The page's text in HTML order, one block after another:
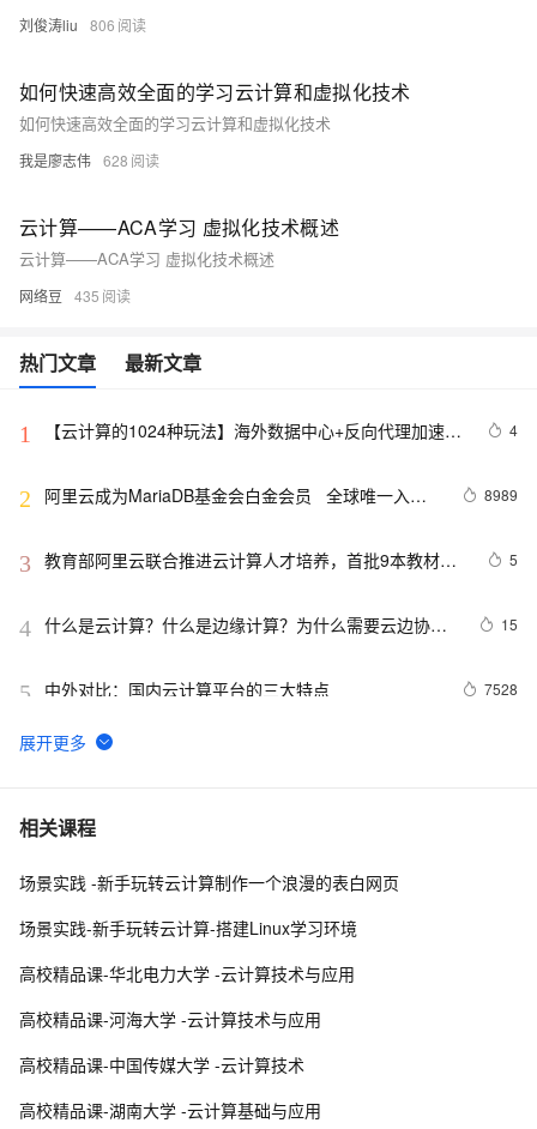
刘俊涛liu 806
如何快速高效全面的学习云计算和虚拟化技术
如何快速高效全面的学习云计算和虚拟化技术
我是廖志伟 628
云计算——ACA学习 虚拟化技术概述
云计算——ACA学习 虚拟化技术概述
网络豆 435
热门文章 最新文章
1
【云计算的1024种玩法】海外数据中心+反向代理加速企
4
2
阿里云成为MariaDB基金会白金会员   全球唯一入选
8989
3 教育部阿里云联合推进云计算人才培养，首批9本教材出
5
4 什么是云计算？什么是边缘计算？为什么需要云边协
15
5 中外对比：国内云计算平台的三大特点 7528
6
🚀 阿里云计算巢一键部署 OpenManus 社区版：释放 AI
7 云计算|OpenStack|社区版OpenStack安装部署文档（十
8 云计算人工智能服务（阿里）|学习笔记
10阿里云计算巢 x MemVerge | 大内存云上联合解决方案速
相关课程
场景实践 -新手玩转云计算制作一个浪漫的表白网页
场景实践-新手玩转云计算-搭建Linux学习环境
高校精品课-华北电力大学 -云计算技术与应用
高校精品课-河海大学 -云计算技术与应用
高校精品课-中国传媒大学 -云计算技术
高校精品课-湖南大学 -云计算基础与应用